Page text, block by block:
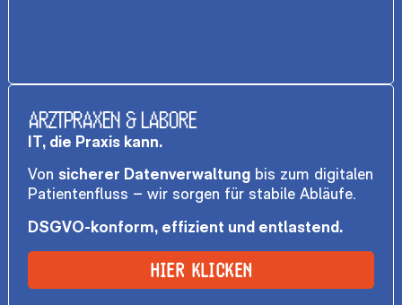
ARZTPRAXEN & LABORE
IT, die Praxis kann.
Vonsicherer Datenverwaltung bis zum digitalen
Patientenfluss – wir sorgen für stabile Abläufe.
DSGVO-konform, effizient und entlastend.
HIER KLICKEN